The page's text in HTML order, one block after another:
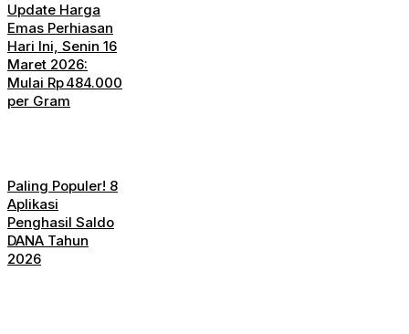
Update Harga
Emas Perhiasan
Hari Ini, Senin 16
Maret 2026:
Mulai Rp 484.000
per Gram
Paling Populer! 8
Aplikasi
Penghasil Saldo
DANA Tahun
2026